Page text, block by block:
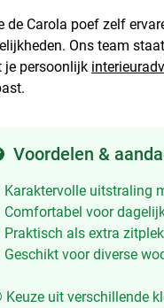
de Carola poef zelf
Ons team
je persoonlijk
Voordelen &
Karaktervolle uitstraling
Comfortabel voor
Praktisch als extra
Geschikt voor diverse
Keuze uit verschillende